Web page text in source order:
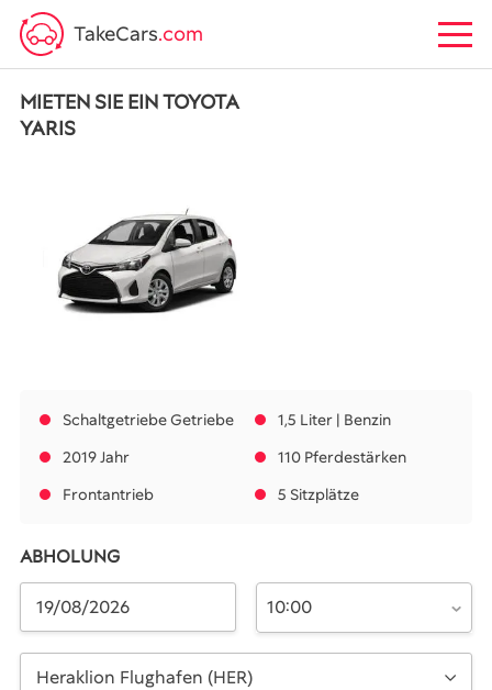
TakeCars.com
MIETEN SIE EIN TOYOTA
YARIS
Schaltgetriebe Getriebe
1,5 Liter | Benzin
2019 Jahr
110 Pferdestärken
Frontantrieb
5 Sitzplätze
ABHOLUNG
10:00
Heraklion Flughafen (HER)